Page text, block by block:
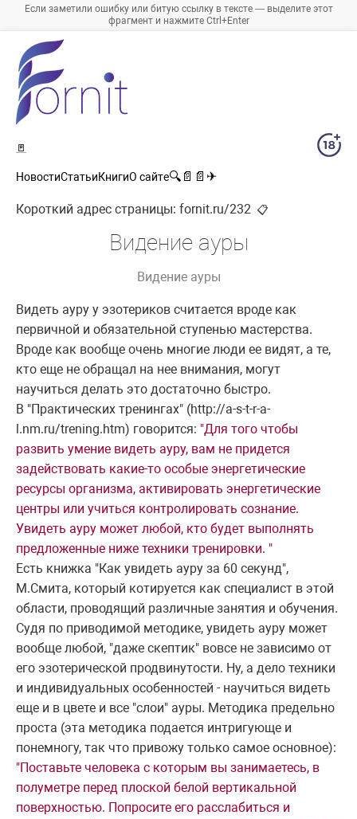
Если заметили ошибку или битую ссылку в тексте — выделите этот
фрагмент и нажмите Ctrl+Enter
🚪
НовостиСтатьиКнигиО сайте🔍 📄 📄 ✈
Короткий адрес страницы: fornit.ru/232 📋
Видение ауры
Видение ауры
Видеть ауру у эзотериков считается вроде как
первичной и обязательной ступенью мастерства.
Вроде как вообще очень многие люди ее видят, а те,
кто еще не обращал на нее внимания, могут
научиться делать это достаточно быстро.
В "Практических тренингах" (http://a-s-t-r-a-
l.nm.ru/trening.htm) говорится: "Для того чтобы
развить умение видеть ауру, вам не придется
задействовать какие-то особые энергетические
ресурсы организма, активировать энергетические
центры или учиться контролировать сознание.
Увидеть ауру может любой, кто будет выполнять
предложенные ниже техники тренировки. "
Есть книжка "Как увидеть ауру за 60 секунд",
М.Смита, который котируется как специалист в этой
области, проводящий различные занятия и обучения.
Судя по приводимой методике, увидеть ауру может
вообще любой, "даже скептик" вовсе не зависимо от
его эзотерической продвинутости. Ну, а дело техники
и индивидуальных особенностей - научиться видеть
еще и в цвете и все "слои" ауры. Методика предельно
проста (эта методика подается интригующе и
понемногу, так что привожу только самое основное):
"Поставьте человека с которым вы занимаетесь, в
полуметре перед плоской белой вертикальной
поверхностью. Попросите его расслабиться и